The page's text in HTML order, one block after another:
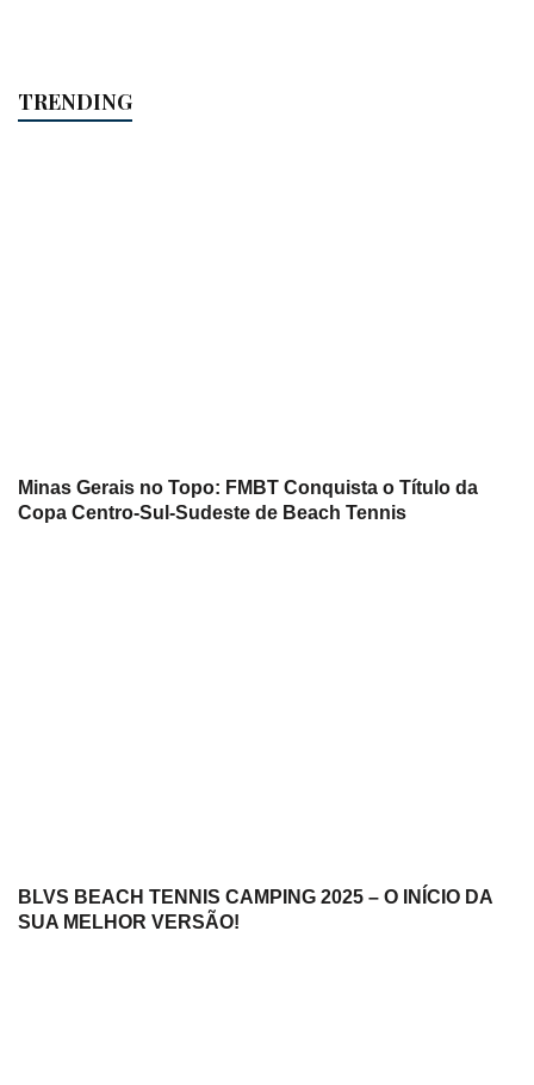
TRENDING
Minas Gerais no Topo: FMBT Conquista o Título da
Copa Centro-Sul-Sudeste de Beach Tennis
BLVS BEACH TENNIS CAMPING 2025 – O INÍCIO DA
SUA MELHOR VERSÃO!